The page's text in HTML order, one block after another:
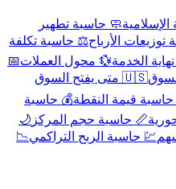
🧼 حاسبة تطهير
الأرباح⚖️ حاسبة تكلفة
الخدمة💱 محول العملات📅
🇺🇸 متى يفتح السوق
قيمة النقطة💰 حاسبة
📏 حاسبة حجم المركز 🌙
💹 حاسبة الربح التراكمي 📉